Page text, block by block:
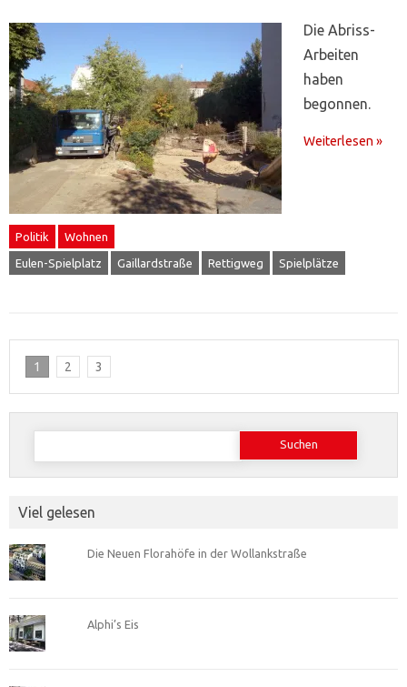
Die Abriss-
Arbeiten
haben
begonnen.
Weiterlesen »
Politik Wohnen
Eulen-Spielplatz Gaillardstraße Rettigweg Spielplätze
1 2 3
Suchen
Viel gelesen
Die Neuen Florahöfe in der Wollankstraße
Alphi’s Eis